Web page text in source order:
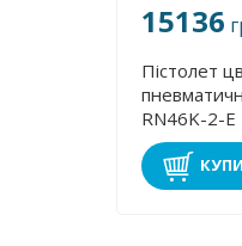
15136
Пістолет
RN46K-2-E